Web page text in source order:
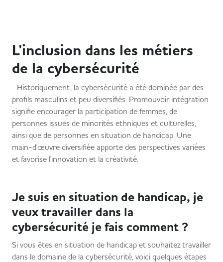
L'inclusion dans les métiers
de la cybersécurité
Historiquement, la cybersécurité a été dominée par des
profils masculins et peu diversifiés. Promouvoir intégration
signifie encourager la participation de femmes, de
personnes issues de minorités ethniques et culturelles,
ainsi que de personnes en situation de handicap. Une
main-d'œuvre diversifiée apporte des perspectives variées
et favorise l'innovation et la créativité.
Je suis en situation de handicap, je
veux travailler dans la
cybersécurité je fais comment ?
Si vous êtes en situation de handicap et souhaitez travailler
dans le domaine de la cybersécurité, voici quelques étapes